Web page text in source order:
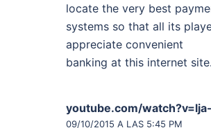
locate the very best
systems so that all its
appreciate convenient
banking at this internet site.
youtube.com/
09/10/2015 A LAS 5:45 PM